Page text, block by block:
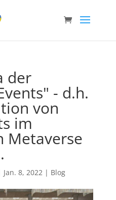
der
- d.h.
von
im
Metaverse
Jan. 8, 2022| Blog